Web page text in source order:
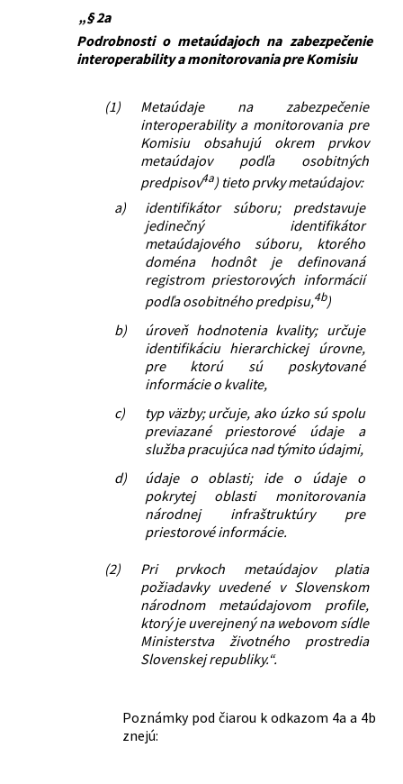
„§ 2a
Podrobnosti o metaúdajoch na zabezpečenie
interoperability a monitorovania pre Komisiu
(1)
Metaúdaje na zabezpečenie
interoperability a monitorovania pre
Komisiu obsahujú okrem prvkov
metaúdajov podľa osobitných
predpisov4a) tieto prvky metaúdajov:
a)
identifikátor súboru; predstavuje
jedinečný identifikátor
metaúdajového súboru, ktorého
doména hodnôt je definovaná
registrom priestorových informácií
podľa osobitného predpisu,4b)
b)
úroveň hodnotenia kvality; určuje
identifikáciu hierarchickej úrovne,
pre ktorú sú poskytované
informácie o kvalite,
c)
typ väzby; určuje, ako úzko sú spolu
previazané priestorové údaje a
služba pracujúca nad týmito údajmi,
d)
údaje o oblasti; ide o údaje o
pokrytej oblasti monitorovania
národnej infraštruktúry pre
priestorové informácie.
(2)
Pri prvkoch metaúdajov platia
požiadavky uvedené v Slovenskom
národnom metaúdajovom profile,
ktorý je uverejnený na webovom sídle
Ministerstva životného prostredia
Slovenskej republiky.“.
Poznámky pod čiarou k odkazom 4a a 4b
znejú: